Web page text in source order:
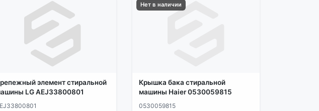
элемент стиральной
LG AEJ33800801
Нет в наличии
Крышка бака стиральной
машины Haier 0530059815
0530059815